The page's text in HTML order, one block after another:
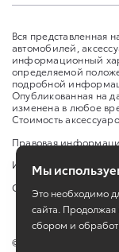
Вся представленная
автомобилей,
информационный
определяемой
подробной
Опубликованная на
изменена в любое
Стоимость
Правовая
Изменить настройку
Сбросить cookie
©
Мы
Это необходимо
сайта. Продолжая
сбором и